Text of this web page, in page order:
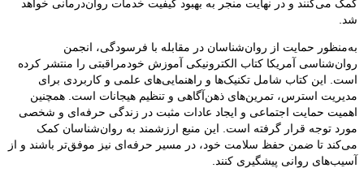
کمک می‌کنند و در نهایت منجر به بهبود کیفیت خدمات روان‌درمانی خواهد
شد.
به‌منظور حمایت از روان‌شناسان در مقابله با فرسودگی، انجمن
روان‌شناسی آمریکا کتاب الکترونیکی آموزش خودمراقبتی را منتشر کرده
است. این کتاب شامل تکنیک‌ها و راهنمایی‌های علمی و کاربردی برای
مدیریت استرس، تمرین‌های ذهن‌آگاهی و تنظیم هیجانات است. همچنین
اهمیت حمایت اجتماعی و ایجاد عادات مثبت در زندگی حرفه‌ای و شخصی
مورد توجه قرار گرفته است. این منبع ارزشمند به روان‌شناسان کمک
می‌کند تا ضمن حفظ سلامت خود، در مسیر حرفه‌ای نیز موفق‌تر باشند و از
آسیب‌های روانی پیشگیری کنند.